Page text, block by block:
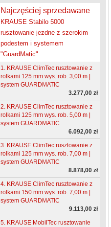
Najczęściej sprzedawane
KRAUSE Stabilo 5000
rusztowanie jezdne z szerokim
podestem i systemem
"GuardMatic"
1. KRAUSE ClimTec rusztowanie z
rolkami 125 mm wys. rob. 3,00 m |
system GUARDMATIC
3.277,00 zł
2. KRAUSE ClimTec rusztowanie z
rolkami 125 mm wys. rob. 5,00 m |
system GUARDMATIC
6.092,00 zł
3. KRAUSE ClimTec rusztowanie z
rolkami 125 mm wys. rob. 7,00 m |
system GUARDMATIC
8.878,00 zł
4. KRAUSE ClimTec rusztowanie z
rolkami 150 mm wys. rob. 7,00 m |
system GUARDMATIC
9.113,00 zł
5. KRAUSE MobilTec rusztowanie